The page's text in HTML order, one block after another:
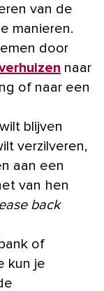
van de
manieren.
door
naar
of naar een
blijven
verzilveren,
aan een
van hen
back
of
kun je